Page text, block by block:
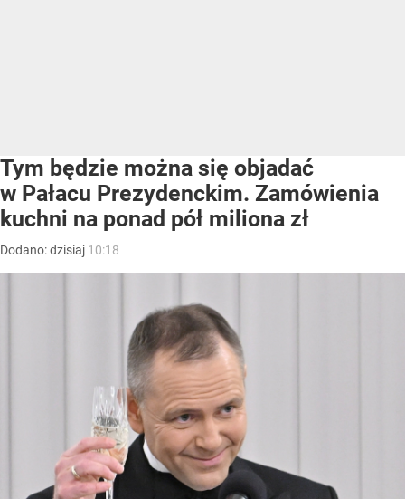
Tym będzie można się objadać
w Pałacu Prezydenckim. Zamówienia
kuchni na ponad pół miliona zł
Dodano:dzisiaj 10:18